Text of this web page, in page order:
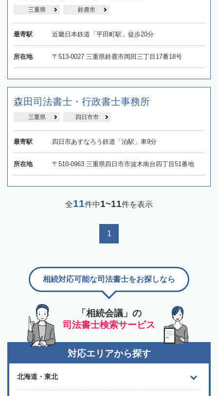
三重県 鈴鹿市
最寄駅 近畿日本鉄道「平田町駅」徒歩20分
所在地 〒513-0027 三重県鈴鹿市岡田三丁目17番18号
森田司法書士・行政書士事務所
三重県 四日市市
最寄駅 四日市あすなろう鉄道「泊駅」車9分
所在地 〒510-0963 三重県四日市市波木南台四丁目51番地
全11件中1~11件を表示
1
「相続会議」の
司法書士検索サービス
相続対応可能な司法書士をお探しなら
対応エリアから探す
北海道・東北